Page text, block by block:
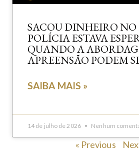
SACOU DINHEIRO NO
POLÍCIA ESTAVA
QUANDO A
APREENSÃO PODEM
SAIBA MAIS »
14 de julho de 2026 Nenhum
« Previous